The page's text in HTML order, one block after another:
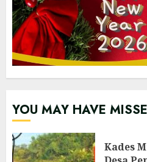
YOU MAY HAVE
Kades